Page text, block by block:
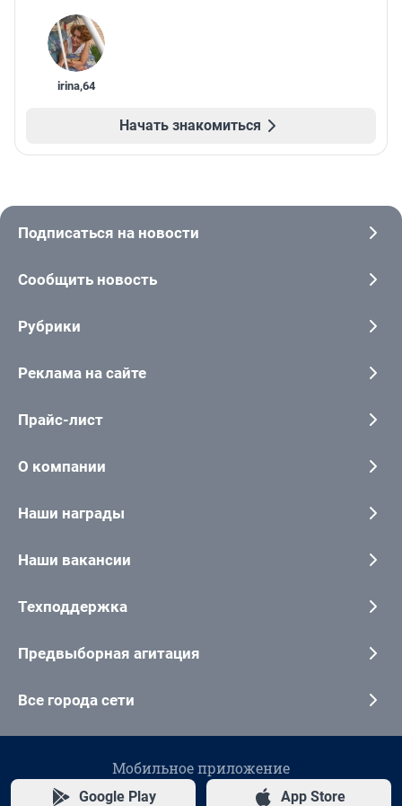
irina,64
Начать знакомиться
Подписаться на новости
Сообщить новость
Рубрики
Реклама на сайте
Прайс-лист
О компании
Наши награды
Наши вакансии
Техподдержка
Предвыборная агитация
Все города сети
Мобильное приложение
Google Play App Store